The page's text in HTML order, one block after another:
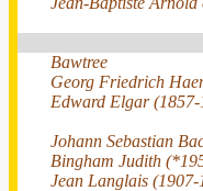
Bawtree
Georg Friedrich
Edward Elgar (1857-
Johann Sebastian
Bingham Judith
Jean Langlais